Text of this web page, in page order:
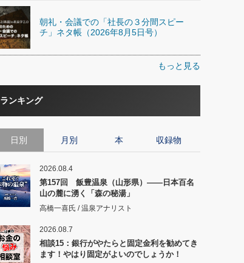
朝礼・会議での「社長の３分間スピー
チ」ネタ帳（2026年8月5日号）
もっと見る
ランキング
日別 月別 本 収録物
2026.08.4
第157回 飯豊温泉（山形県）――日本百名
山の麓に湧く「森の秘湯」
高橋一喜氏 / 温泉アナリスト
2026.08.7
相談15：銀行がやたらと固定金利を勧めてき
ます！やはり固定がよいのでしょうか！